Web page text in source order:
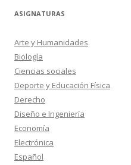
ASIGNATURAS
Arte y Humanidades
Biología
Ciencias sociales
Deporte y Educación Física
Derecho
Diseño e Ingeniería
Economía
Electrónica
Español